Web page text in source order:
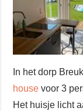
In het dorp
house voor 3
Het huisje licht